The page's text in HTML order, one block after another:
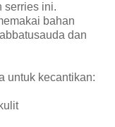
serries ini.
bahan
dan
untuk kecantikan: